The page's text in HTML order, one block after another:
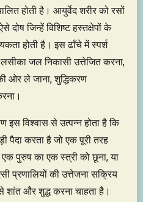
होती है। आयुर्वेद शरीर को रसों
जिन्हें विशिष्ट हस्तक्षेपों के
होती है। इस ढाँचे में स्पर्श
लसीका जल निकासी उत्तेजित करना,
की ओर ले जाना, शुद्धिकरण
विश्वास से उत्पन्न होता है कि
पैदा करता है जो एक पूरी तरह
एक पुरुष का एक स्त्री को छूना, या
प्रणालियों की उत्तेजना सक्रिय
शांत और शुद्ध करना चाहता है।